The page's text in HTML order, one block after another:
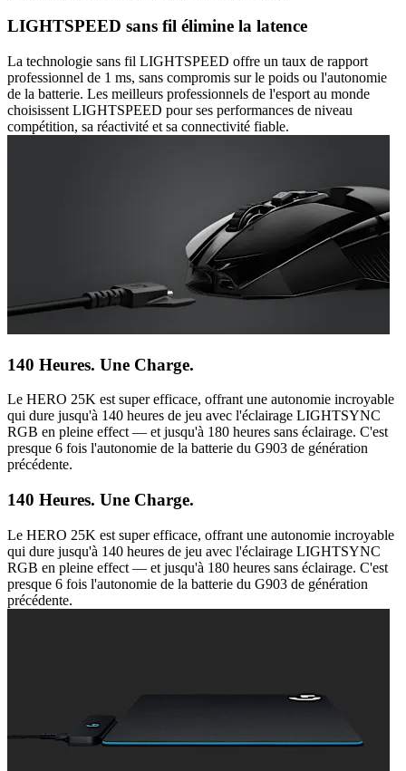
LIGHTSPEED sans fil élimine la latence
La technologie sans fil LIGHTSPEED offre un taux de rapport
professionnel de 1 ms, sans compromis sur le poids ou l'autonomie
de la batterie. Les meilleurs professionnels de l'esport au monde
choisissent LIGHTSPEED pour ses performances de niveau
compétition, sa réactivité et sa connectivité fiable.
140 Heures. Une Charge.
Le HERO 25K est super efficace, offrant une autonomie incroyable
qui dure jusqu'à 140 heures de jeu avec l'éclairage LIGHTSYNC
RGB en pleine effect — et jusqu'à 180 heures sans éclairage. C'est
presque 6 fois l'autonomie de la batterie du G903 de génération
précédente.
140 Heures. Une Charge.
Le HERO 25K est super efficace, offrant une autonomie incroyable
qui dure jusqu'à 140 heures de jeu avec l'éclairage LIGHTSYNC
RGB en pleine effect — et jusqu'à 180 heures sans éclairage. C'est
presque 6 fois l'autonomie de la batterie du G903 de génération
précédente.